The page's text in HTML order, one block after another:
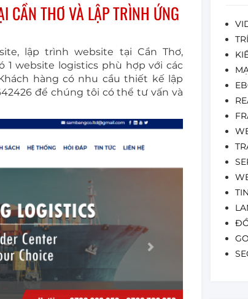
CẦN THƠ VÀ LẬP TRÌNH ỨNG
lập trình website tại Cần Thơ,
website logistics phù hợp với các
hàng có nhu cầu thiết kế lập
để chúng tôi có thể tư vấn và